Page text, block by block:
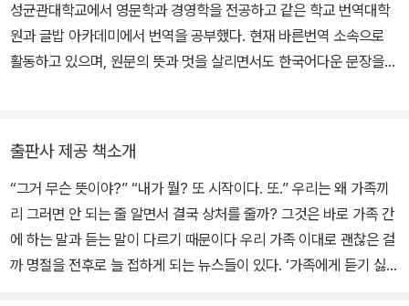
이제 열세 살 된 내 조카 조슈아 막스가 그 역설적인 면을 잘 짚었다.
제면 진짜 좋지 않겠냐?’ 그래서 내가 말해줬죠. ‘그럼 진짜 싫어질
걸.’”
_ 1. 다 사랑해서 하는 말이야 … 54쪽
가족은 구성원들이 교감하고, 말다툼을 벌이고, 비밀을 털어놓고, 함
셀러 목록에서 8개월 동안 1위를 차지했고 31개 언어로 번역되었다.
인기 토크쇼와 TV 뉴스에서 자주 찾는 초대 손님으로 말로 인해 벌어
지는 여러 가지 갈등 양상과 그 해결 방법을 사람들과 함께 고민해오
nen.com
성균관대학교에서 영문학과 경영학을 전공하고 같은 학교 번역대학
원과 글밥 아카데미에서 번역을 공부했다. 현재 바른번역 소속으로
활동하고 있으며, 원문의 뜻과 멋을 살리면서도 한국어다운 문장을
다.
출판사 제공 책소개
“그거 무슨 뜻이야?” “내가 뭘? 또 시작이다. 또.” 우리는 왜 가족끼
리 그러면 안 되는 줄 알면서 결국 상처를 줄까? 그것은 바로 가족 간
에 하는 말과 듣는 말이 다르기 때문이다 우리 가족 이대로 괜찮은 걸
까 명절을 전후로 늘 접하게 되는 뉴스들이 있다. ‘가족에게 듣기 싫은